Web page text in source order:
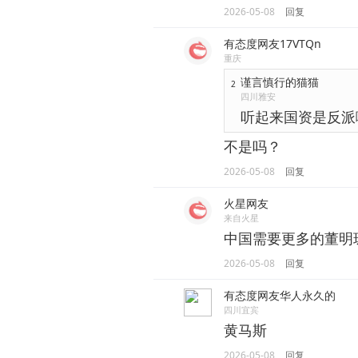
2026-05-08 回复
有态度网友17VTQn
重庆
2 谨言慎行的猫猫
四川雅安
听起来国资是反
不是吗？
2026-05-08 回复
火星网友
来自火星
中国需要更多的董
2026-05-08 回复
有态度网友华人永久的
四川宜宾
黄马斯
2026-05-08 回复